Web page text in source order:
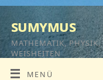
sumymus
MATHEMATIK,
WEISHEITEN
MENÜ